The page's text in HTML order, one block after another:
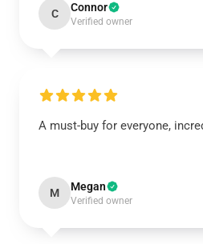
C Connor
Verified owner
A must-buy for everyone,
M Megan
Verified owner